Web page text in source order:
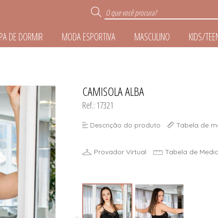
DE DORMIR MODA ESPORTIVA MASCULINO KIDS/
CAMISOLA ALBA
Ref.: 17321
Descrição do produto Tabela de
Provador Virtual Tabela de